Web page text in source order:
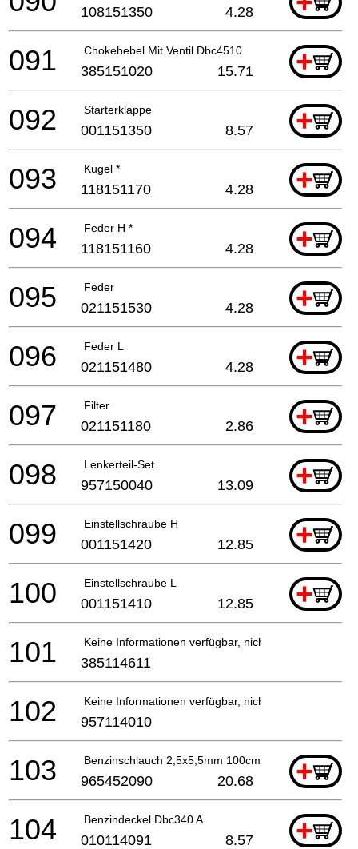
108151350 4.28
Chokehebel Mit Ventil Dbc4510 +
091 385151020 15.71
Starterklappe +
092 001151350 8.57
Kugel * +
093 118151170 4.28
Feder H * +
094 118151160 4.28
Feder +
095 021151530 4.28
Feder L +
096 021151480 4.28
Filter +
097 021151180 2.86
Lenkerteil-Set +
098 957150040 13.09
Einstellschraube H +
099 001151420 12.85
Einstellschraube L +
100 001151410 12.85
Keine Informationen verfügbar, nicht bestellbar
101 385114611
Keine Informationen verfügbar, nicht bestellbar
102 957114010
Benzinschlauch 2,5x5,5mm 100cm +
103 965452090 20.68
Benzindeckel Dbc340 A +
104 010114091 8.57